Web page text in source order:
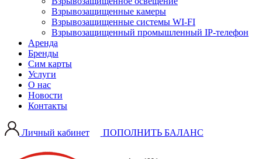
Взрывозащищенные камеры
Взрывозащищенные системы WI-FI
Взрывозащищенный промышленный IP-телефон
Аренда
Бренды
Сим карты
Услуги
О нас
Новости
Контакты
Личный кабинет ПОПОЛНИТЬ БАЛАНС